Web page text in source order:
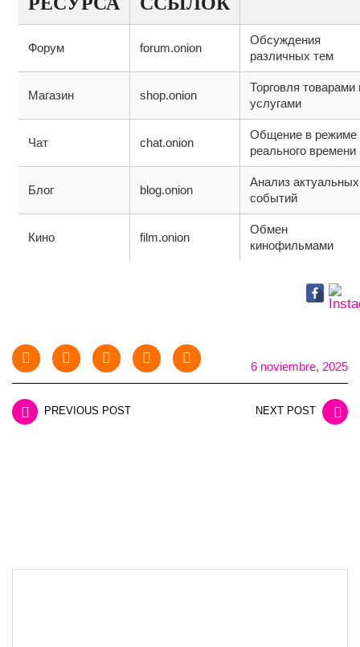
Форум forum.onion
Обсуждения
различных тем
Магазин shop.onion
Торговля товарами
услугами
Чат chat.onion
Общение в режиме
реального времени
Блог blog.onion
Анализ актуальных
событий
Кино film.onion
Обмен
кинофильмами
6 noviembre, 2025
PREVIOUS POST NEXT POST